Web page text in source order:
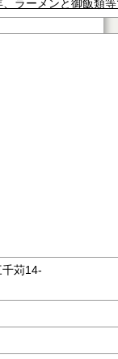
ラーメンと御飯類
苅14-